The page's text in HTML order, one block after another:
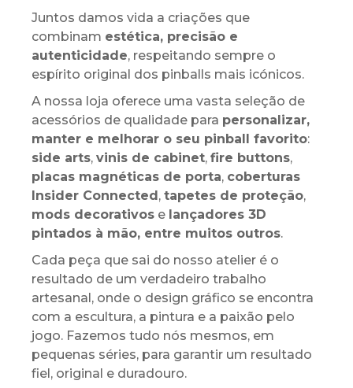
Juntos damos vida a criações que
combinam estética, precisão e
autenticidade, respeitando sempre o
espírito original dos pinballs mais icónicos.
A nossa loja oferece uma vasta seleção de
acessórios de qualidade para personalizar,
manter e melhorar o seu pinball favorito:
side arts, vinis de cabinet, fire buttons,
placas magnéticas de porta, coberturas
Insider Connected , tapetes de proteção,
mods decorativos e lançadores 3D
pintados à mão, entre muitos outros.
Cada peça que sai do nosso atelier é o
resultado de um verdadeiro trabalho
artesanal, onde o design gráfico se encontra
com a escultura, a pintura e a paixão pelo
jogo. Fazemos tudo nós mesmos, em
pequenas séries, para garantir um resultado
fiel, original e duradouro.